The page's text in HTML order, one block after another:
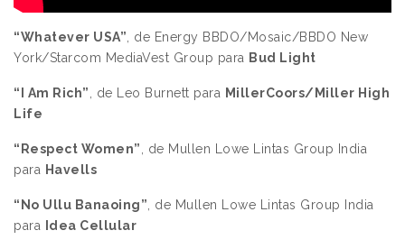
“Whatever USA” , de Energy BBDO/Mosaic/BBDO New
York/Starcom MediaVest Group para Bud Light
“I Am Rich” , de Leo Burnett para MillerCoors/Miller High
Life
“Respect Women” , de Mullen Lowe Lintas Group India
para Havells
“No Ullu Banaoing” , de Mullen Lowe Lintas Group India
para
Idea Cellular